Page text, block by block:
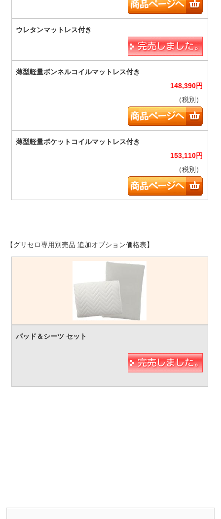
148,390円
（税別）
153,110円
（税別）
【グリセロ専用別売品 追加オプション価格表】